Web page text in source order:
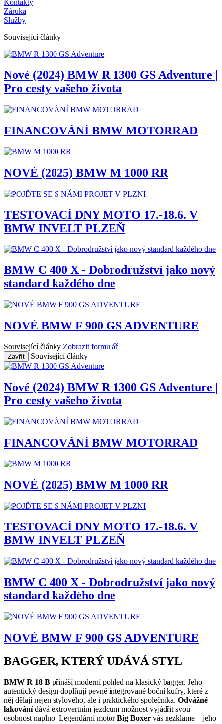
Kontakty
Záruka
Služby
Související články
Nové (2024) BMW R 1300 GS Adventure |
Pro cesty vašeho života
FINANCOVÁNÍ BMW MOTORRAD
NOVÉ (2025) BMW M 1000 RR
TESTOVACÍ DNY MOTO 17.-18.6. V
BMW INVELT PLZEŇ
BMW C 400 X - Dobrodružství jako nový
standard každého dne
NOVÉ BMW F 900 GS ADVENTURE
Související články Zobrazit formulář
Zavřít Související články
Nové (2024) BMW R 1300 GS Adventure |
Pro cesty vašeho života
FINANCOVÁNÍ BMW MOTORRAD
NOVÉ (2025) BMW M 1000 RR
TESTOVACÍ DNY MOTO 17.-18.6. V
BMW INVELT PLZEŇ
BMW C 400 X - Dobrodružství jako nový
standard každého dne
NOVÉ BMW F 900 GS ADVENTURE
BAGGER, KTERÝ UDÁVÁ STYL
BMW R 18 B přináší moderní pohled na klasický bagger. Jeho
autentický design doplňují pevně integrované boční kufry, které z
něj dělají nejen stylového, ale i praktického společníka. Odvážné
lakovánídává extrovertním jezdcům možnost vyjádřit svou
osobnost naplno. Legendární motorBig Boxer vás nezklame – jeho